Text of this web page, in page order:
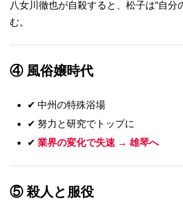
八女川徹也が自殺すると、松子は“自分
む。
④ 風俗嬢時代
✔ 中州の特殊浴場
✔ 努力と研究でトップに
✔業界の変化で失速 → 雄琴へ
⑤ 殺人と服役